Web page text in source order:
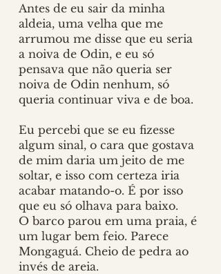
Antes de eu sair da minha
aldeia, uma velha que me
arrumou me disse que eu seria
a noiva de Odin, e eu só
pensava que não queria ser
noiva de Odin nenhum, só
queria continuar viva e de boa.
Eu percebi que se eu fizesse
algum sinal, o cara que gostava
de mim daria um jeito de me
soltar, e isso com certeza iria
acabar matando-o. É por isso
que eu só olhava para baixo.
O barco parou em uma praia, é
um lugar bem feio. Parece
Mongaguá. Cheio de pedra ao
invés de areia.